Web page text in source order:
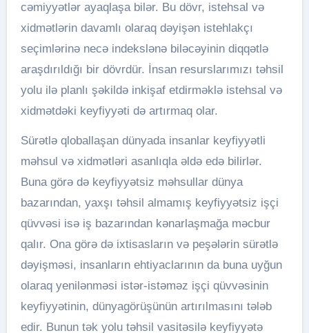
cəmiyyətlər ayaqlaşa bilər. Bu dövr, istehsal və
xidmətlərin davamlı olaraq dəyişən istehlakçı
seçimlərinə necə indekslənə biləcəyinin diqqətlə
araşdırıldığı bir dövrdür. İnsan resurslarımızı təhsil
yolu ilə planlı şəkildə inkişaf etdirməklə istehsal və
xidmətdəki keyfiyyəti də artırmaq olar.
Sürətlə qloballaşan dünyada insanlar keyfiyyətli
məhsul və xidmətləri asanlıqla əldə edə bilirlər.
Buna görə də keyfiyyətsiz məhsullar dünya
bazarından, yaxşı təhsil almamış keyfiyyətsiz işçi
qüvvəsi isə iş bazarından kənarlaşmağa məcbur
qalır. Ona görə də ixtisasların və peşələrin sürətlə
dəyişməsi, insanların ehtiyaclarının da buna uyğun
olaraq yenilənməsi istər-istəməz işçi qüvvəsinin
keyfiyyətinin, dünyagörüşünün artırılmasını tələb
edir. Bunun tək yolu təhsil vasitəsilə keyfiyyətə